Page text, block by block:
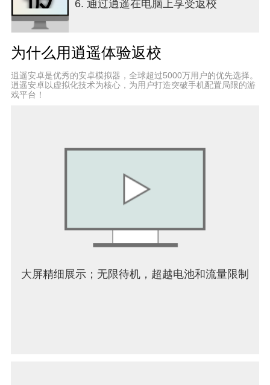
6. 通过逍遥在电脑上享受返校
为什么用逍遥体验返校
逍遥安卓是优秀的安卓模拟器，全球超过5000万用户的优先选择。
逍遥安卓以虚拟化技术为核心，为用户打造突破手机配置局限的游
戏平台！
大屏精细展示；无限待机，超越电池和流量限制